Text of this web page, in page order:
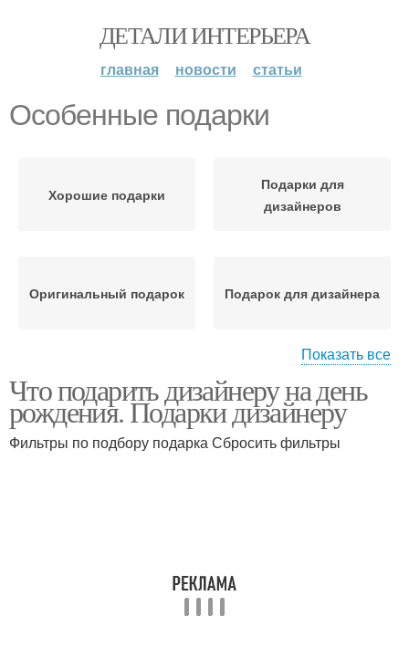
ДЕТАЛИ ИНТЕРЬЕРА
главная новости статьи
Особенные подарки
Хорошие подарки
Подарки для
дизайнеров
Оригинальный подарок Подарок для дизайнера
Креативные подарки Недорогой подарок
Подарки для мужчин
Показать все
Что подарить дизайнеру на день
рождения. Подарки дизайнеру
Фильтры по подбору подарка Сбросить фильтры